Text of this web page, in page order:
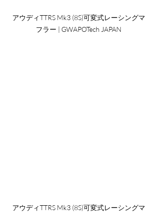
アウディTTRS Mk3 (8S)可変式レーシングマ
フラー | GWAPOTech JAPAN
アウディTTRS Mk3 (8S)可変式レーシングマ